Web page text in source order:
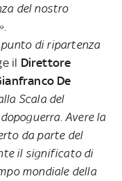
del nostro
di ripartenza
il Direttore
De
Scala del
Avere la
da parte del
il significato di
mondiale della